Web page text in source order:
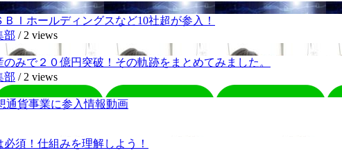
Ｉホールディングスなど10社超が参入！
部 / 2 views
みで２０億円突破！その軌跡をまとめてみました。
部 / 2 views
通貨事業に参入情報動画
須！仕組みを理解しよう！